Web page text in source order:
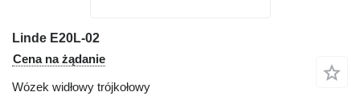
Linde E20L-02
Cena na żądanie
Wózek widłowy trójkołowy